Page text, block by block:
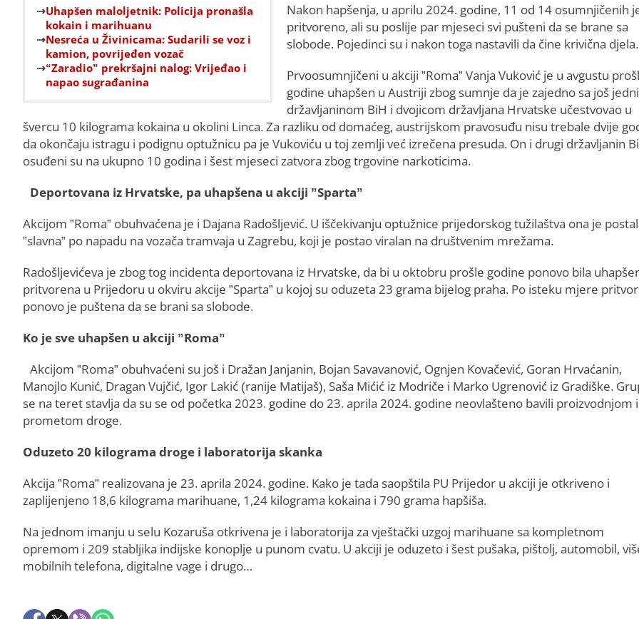
Uhapšen maloljetnik: Policija pronašla
kokain i marihuanu
Nesreća u Živinicama: Sudarili se voz i
kamion, povrijeđen vozač
“Zaradio” prekršajni nalog: Vrijeđao i
napao sugrađanina
Nakon hapšenja, u aprilu 2024. godine, 11 od 14 osumnjičenih
pritvoreno, ali su poslije par mjeseci svi pušteni da se brane sa
slobode. Pojedinci su i nakon toga nastavili da čine krivična
Prvoosumnjičeni u akciji ”Roma” Vanja Vuković je u avgustu
godine uhapšen u Austriji zbog sumnje da je zajedno sa još
državljaninom BiH i dvojicom državljana Hrvatske učestvovao u
švercu 10 kilograma kokaina u okolini Linca. Za razliku od domaćeg, austrijskom pravosuđu nisu trebale dvije
da okončaju istragu i podignu optužnicu pa je Vukoviću u toj zemlji već izrečena presuda. On i drugi državljanin
osuđeni su na ukupno 10 godina i šest mjeseci zatvora zbog trgovine narkoticima.
Deportovana iz Hrvatske, pa uhapšena u akciji ”Sparta”
Akcijom ”Roma” obuhvaćena je i Dajana Radošljević. U iščekivanju optužnice prijedorskog tužilaštva ona je
”slavna” po napadu na vozača tramvaja u Zagrebu, koji je postao viralan na društvenim mrežama.
Radošljevićeva je zbog tog incidenta deportovana iz Hrvatske, da bi u oktobru prošle godine ponovo bila
pritvorena u Prijedoru u okviru akcije ”Sparta” u kojoj su oduzeta 23 grama bijelog praha. Po isteku mjere
ponovo je puštena da se brani sa slobode.
Ko je sve uhapšen u akciji ”Roma”
Akcijom ”Roma” obuhvaćeni su još i Dražan Janjanin, Bojan Savavanović, Ognjen Kovačević, Goran Hrvaćanin,
Manojlo Kunić, Dragan Vujčić, Igor Lakić (ranije Matijaš), Saša Mićić iz Modriče i Marko Ugrenović iz Gradiške.
se na teret stavlja da su se od početka 2023. godine do 23. aprila 2024. godine neovlašteno bavili proizvodnjom i
prometom droge.
Oduzeto 20 kilograma droge i laboratorija skanka
Akcija ”Roma” realizovana je 23. aprila 2024. godine. Kako je tada saopštila PU Prijedor u akciji je otkriveno i
zaplijenjeno 18,6 kilograma marihuane, 1,24 kilograma kokaina i 790 grama hapšiša.
Na jednom imanju u selu Kozaruša otkrivena je i laboratorija za vještački uzgoj marihuane sa kompletnom
opremom i 209 stabljika indijske konoplje u punom cvatu. U akciji je oduzeto i šest pušaka, pištolj, automobil,
mobilnih telefona, digitalne vage i drugo…